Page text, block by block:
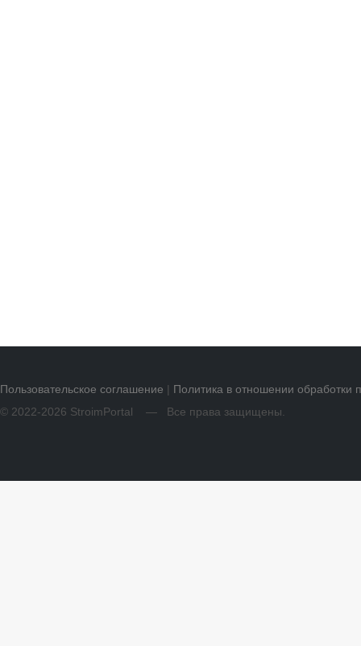
Пользовательское соглашение | Политика в отношении обработки
© 2022-2026 StroimPortal — Все права защищены.